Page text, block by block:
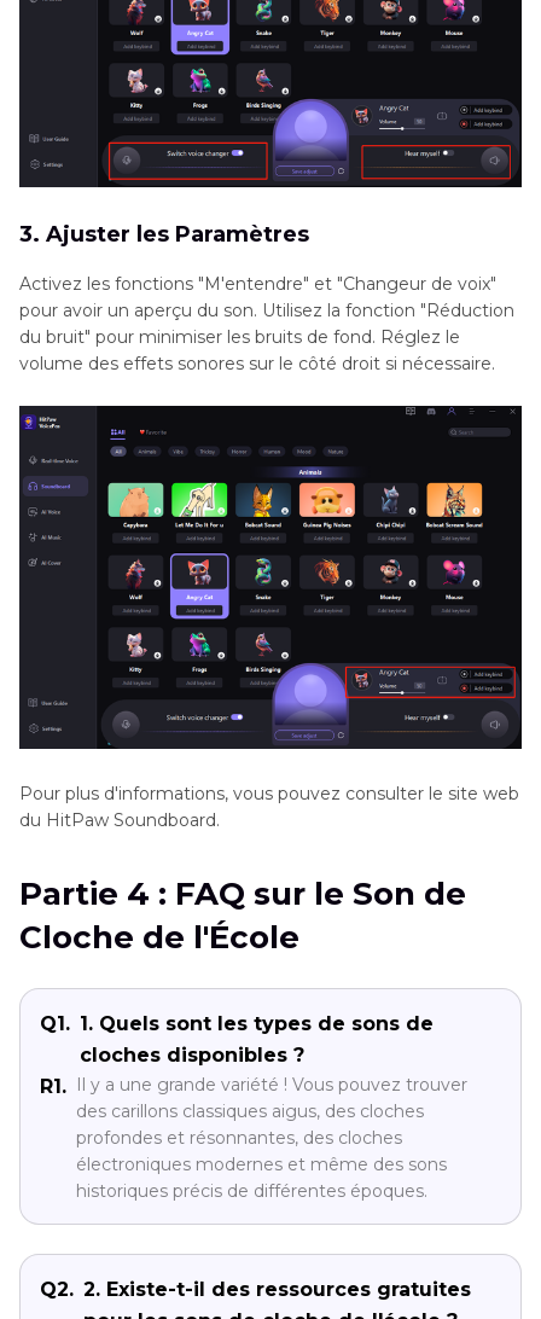
3. Ajuster les Paramètres
Activez les fonctions "M'entendre" et "Changeur de voix"
pour avoir un aperçu du son. Utilisez la fonction "Réduction
du bruit" pour minimiser les bruits de fond. Réglez le
volume des effets sonores sur le côté droit si nécessaire.
Pour plus d'informations, vous pouvez consulter le site web
du HitPaw Soundboard.
Partie 4 : FAQ sur le Son de
Cloche de l'École
Q1. 1. Quels sont les types de sons de
cloches disponibles ?
R1. Il y a une grande variété ! Vous pouvez trouver
des carillons classiques aigus, des cloches
profondes et résonnantes, des cloches
électroniques modernes et même des sons
historiques précis de différentes époques.
Q2. 2. Existe-t-il des ressources gratuites